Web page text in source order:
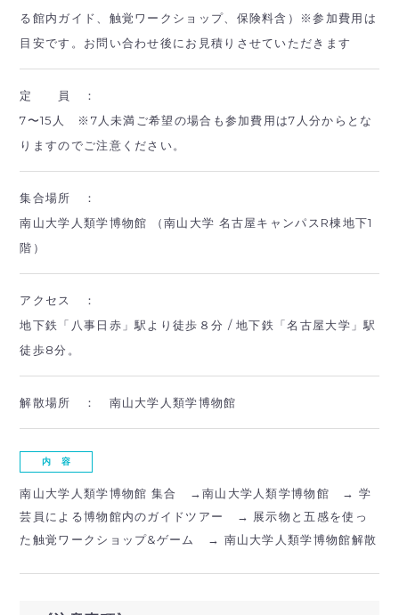
る館内ガイド、触覚ワークショップ、保険料含）※参加費用は
目安です。お問い合わせ後にお見積りさせていただきます
定 員 ：
7〜15人 ※7人未満ご希望の場合も参加費用は7人分からとな
りますのでご注意ください。
集合場所 ：
南山大学人類学博物館 （南山大学 名古屋キャンパスR棟地下1
階）
アクセス ：
地下鉄「八事日赤」駅より徒歩８分 / 地下鉄「名古屋大学」駅
徒歩8分。
解散場所 ： 南山大学人類学博物館
内 容
南山大学人類学博物館 集合 →南山大学人類学博物館 → 学
芸員による博物館内のガイドツアー → 展示物と五感を使っ
た触覚ワークショップ&ゲーム → 南山大学人類学博物館解散